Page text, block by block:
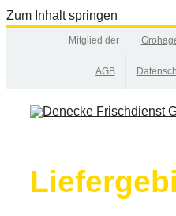
Zum Inhalt springen
Mitglied der
AGB